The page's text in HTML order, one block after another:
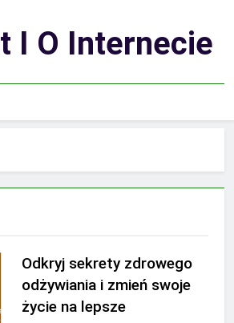
I O Internecie
Odkryj sekrety zdrowego
odżywiania i zmień swoje
życie na lepsze